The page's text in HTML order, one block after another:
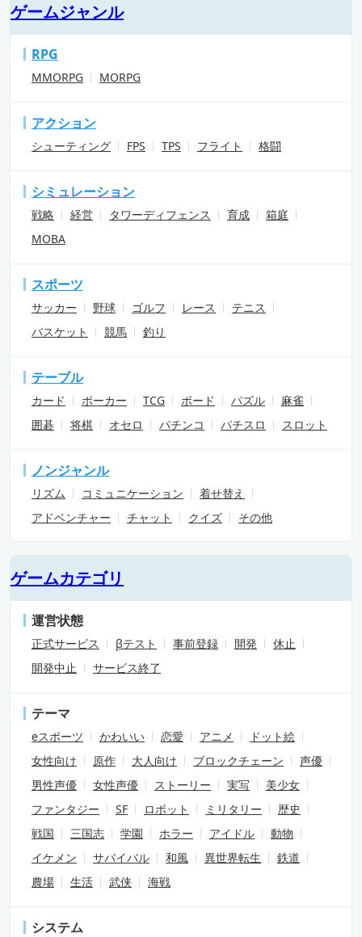
ゲームジャンル
RPG
MMORPG MORPG
アクション
シューティング FPS TPS フライト 格闘
シミュレーション
戦略 経営 タワーディフェンス 育成
箱庭
MOBA
スポーツ
サッカー 野球 ゴルフ レース
テニス
バスケット
競馬 釣り
テーブル
カード ポーカー TCG ボード パズル
麻雀
囲碁
将棋 オセロ パチンコ パチスロ スロット
ノンジャンル
リズム コミュニケーション
着せ替え
アドベンチャー
チャット クイズ その他
ゲームカテゴリ
運営状態
正式サービス βテスト 事前登録 開発
休止
開発中止
サービス終了
テーマ
eスポーツ かわいい 恋愛 アニメ
ドット絵
女性向け
原作 大人向け ブロックチェーン
声優
男性声優
女性声優 ストーリー 実写
美少女
ファンタジー
SF ロボット ミリタリー
歴史
戦国
三国志 学園 ホラー アイドル
動物
イケメン
サバイバル 和風 異世界転生
鉄道
農場
生活 武侠 海戦
システム